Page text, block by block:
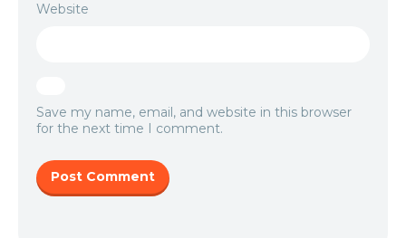
Website
Save my name, email, and website in this browser
for the next time I comment.